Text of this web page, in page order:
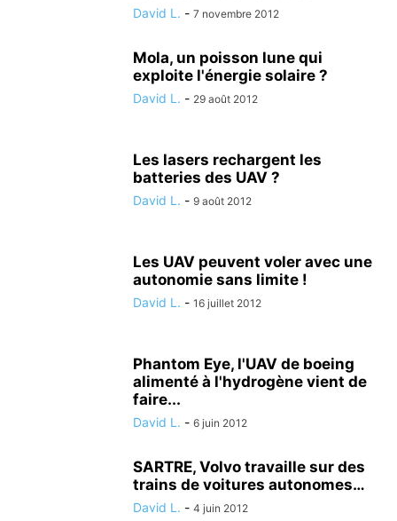
David L. - 7 novembre 2012
Mola, un poisson lune qui
exploite l'énergie solaire ?
David L. - 29 août 2012
Les lasers rechargent les
batteries des UAV ?
David L. - 9 août 2012
Les UAV peuvent voler avec une
autonomie sans limite !
David L. - 16 juillet 2012
Phantom Eye, l'UAV de boeing
alimenté à l'hydrogène vient de
faire...
David L. - 6 juin 2012
SARTRE, Volvo travaille sur des
trains de voitures autonomes…
David L. - 4 juin 2012